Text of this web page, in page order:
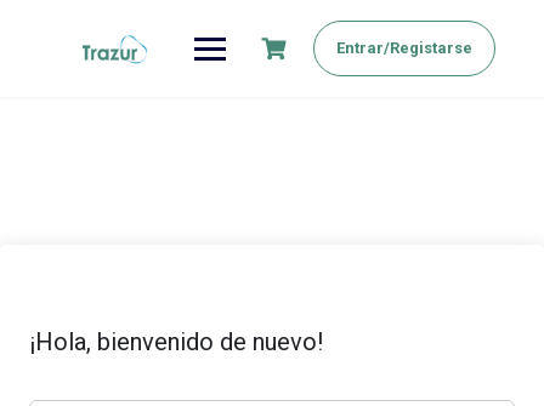
Entrar/Registarse
¡Hola, bienvenido de nuevo!